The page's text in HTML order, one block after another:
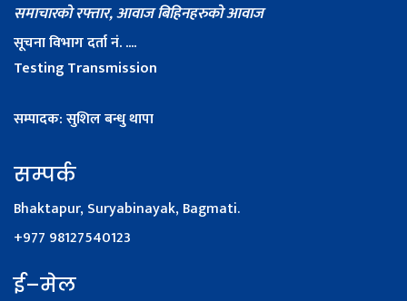
समाचारको रफ्तार, आवाज बिहिनहरुको आवाज
सूचना विभाग दर्ता नं. ....
Testing Transmission
सम्पादक: सुशिल बन्धु थापा
सम्पर्क
Bhaktapur, Suryabinayak, Bagmati.
+977 98127540123
ई–मेल